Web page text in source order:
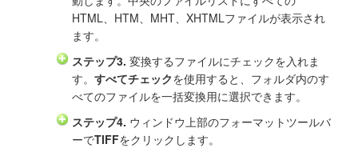
HTML、HTM、MHT、XHTMLファイルが表示され
ます。
ステップ3. 変換するファイルにチェックを入れま
す。 すべてチェックを使用すると、フォルダ内のす
べてのファイルを一括変換用に選択できます。
ステップ4. ウィンドウ上部のフォーマットツールバ
ーでTIFFをクリックします。